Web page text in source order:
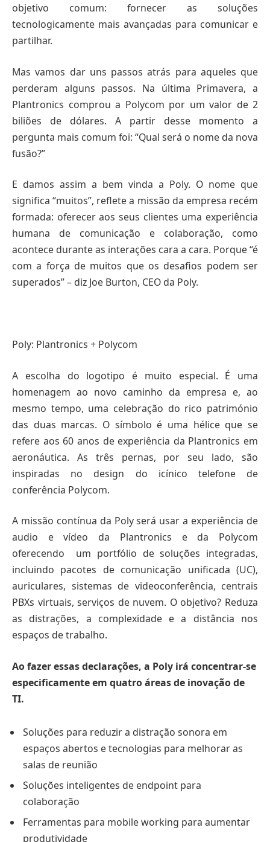
objetivo comum: fornecer as soluções
tecnologicamente mais avançadas para comunicar e
partilhar.
Mas vamos dar uns passos atrás para aqueles que
perderam alguns passos. Na última Primavera, a
Plantronics comprou a Polycom por um valor de 2
biliões de dólares. A partir desse momento a
pergunta mais comum foi: “Qual será o nome da nova
fusão?”
E damos assim a bem vinda a Poly. O nome que
significa “muitos”, reflete a missão da empresa recém
formada: oferecer aos seus clientes uma experiência
humana de comunicação e colaboração, como
acontece durante as interações cara a cara. Porque “é
com a força de muitos que os desafios podem ser
superados” – diz Joe Burton, CEO da Poly.
Poly: Plantronics + Polycom
A escolha do logotipo é muito especial. É uma
homenagem ao novo caminho da empresa e, ao
mesmo tempo, uma celebração do rico património
das duas marcas. O símbolo é uma hélice que se
refere aos 60 anos de experiência da Plantronics em
aeronáutica. As três pernas, por seu lado, são
inspiradas no design do icínico telefone de
conferência Polycom.
A missão contínua da Poly será usar a experiência de
audio e vídeo da Plantronics e da Polycom
oferecendo um portfólio de soluções integradas,
incluindo pacotes de comunicação unificada (UC),
auriculares, sistemas de videoconferência, centrais
PBXs virtuais, serviços de nuvem. O objetivo? Reduza
as distrações, a complexidade e a distância nos
espaços de trabalho.
Ao fazer essas declarações, a Poly irá concentrar-se
especificamente em quatro áreas de inovação de
TI.
Soluções para reduzir a distração sonora em
espaços abertos e tecnologias para melhorar as
salas de reunião
Soluções inteligentes de endpoint para
colaboração
Ferramentas para mobile working para aumentar
produtividade